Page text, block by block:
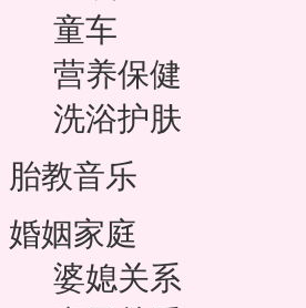
童车
营养保健
洗浴护肤
胎教音乐
婚姻家庭
婆媳关系